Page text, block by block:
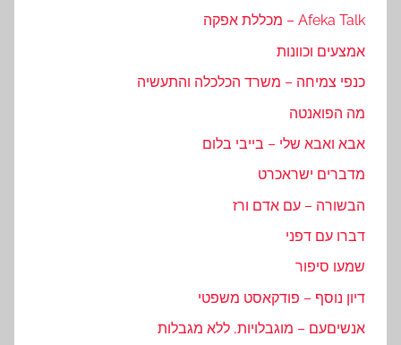
Afeka Talk – מכללת אפקה
אמצעים וכוונות
כנפי צמיחה – משרד הכלכלה והתעשיה
מה הפואנטה
אבא ואבא שלי – בייבי בלום
מדברים ישראכרט
הבשורה – עם אדם ורז
דברו עם דפני
שמעו סיפור
דיון נוסף – פודקאסט משפטי
אנשיםעם – מוגבלויות, ללא מגבלות